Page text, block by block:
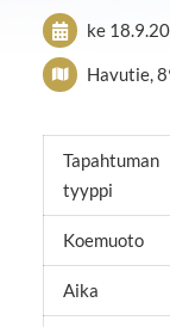
ke
Havutie,
Tapahtuman
tyyppi
Koemuoto
Aika